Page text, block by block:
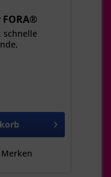
schnelle
Merken